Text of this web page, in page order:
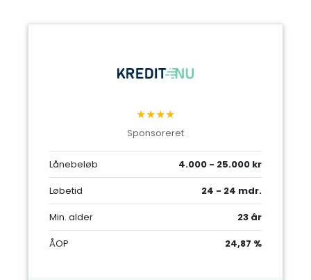
★★★★
Sponsoreret
Lånebeløb
4.000 - 25.000 kr
Løbetid
24 - 24 mdr.
Min. alder
23 år
ÅOP
24,87 %